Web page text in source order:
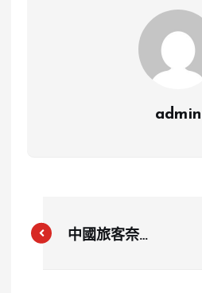
admin
中國旅客奈良